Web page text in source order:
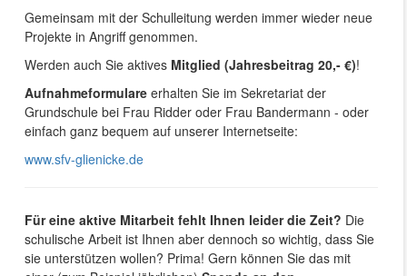
Gemeinsam mit der Schulleitung werden immer wieder neue
Projekte in Angriff genommen.
Werden auch Sie aktives Mitglied (Jahresbeitrag 20,- €)!
Aufnahmeformulareerhalten Sie im Sekretariat der
Grundschule bei Frau Ridder oder Frau Bandermann - oder
einfach ganz bequem auf unserer Internetseite:
www.sfv-glienicke.de
Für eine aktive Mitarbeit fehlt Ihnen leider die Zeit? Die
schulische Arbeit ist Ihnen aber dennoch so wichtig, dass Sie
sie unterstützen wollen? Prima! Gern können Sie das mit